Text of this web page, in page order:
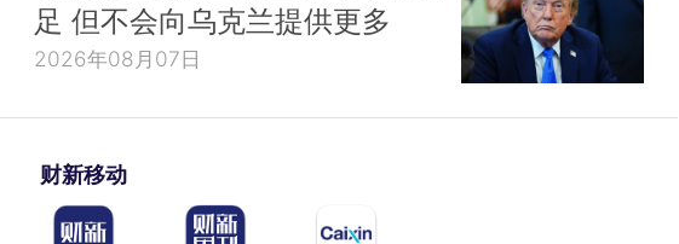
足 但不会向乌克兰提供更多
2026年08月07日
财新移动